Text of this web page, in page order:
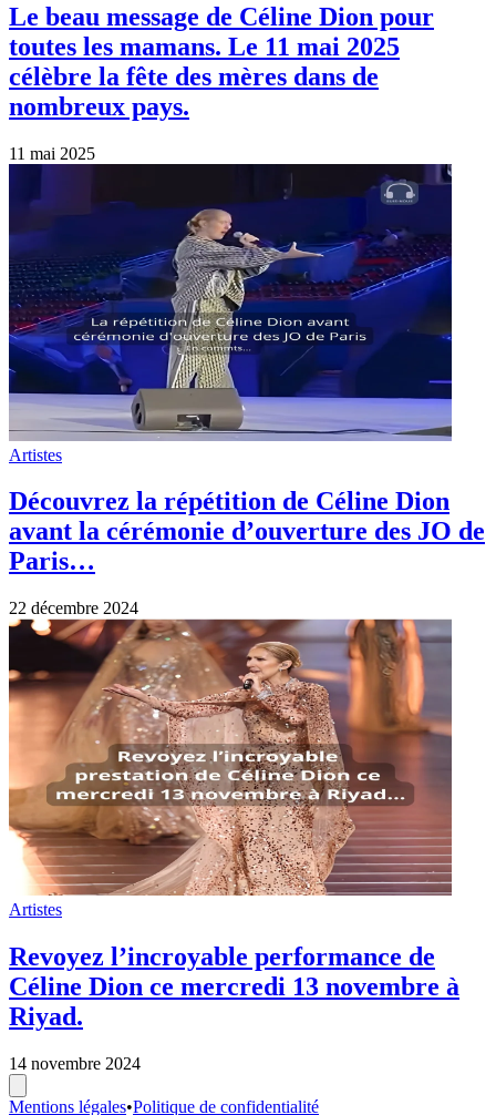
Le beau message de Céline Dion pour
toutes les mamans. Le 11 mai 2025
célèbre la fête des mères dans de
nombreux pays.
11 mai 2025
Artistes
Découvrez la répétition de Céline Dion
avant la cérémonie d’ouverture des JO de
Paris…
22 décembre 2024
Artistes
Revoyez l’incroyable performance de
Céline Dion ce mercredi 13 novembre à
Riyad.
14 novembre 2024
Mentions légales•Politique de confidentialité